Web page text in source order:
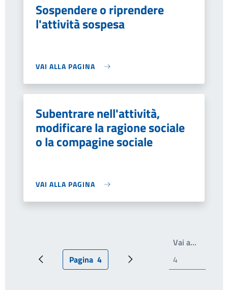
Sospendere o riprendere
l'attività sospesa
VAI ALLA PAGINA
Subentrare nell'attività,
modificare la ragione sociale
o la compagine sociale
VAI ALLA PAGINA
Pagina precedentePagina attuale
Pagina 4 Prossima pagina
Vai a…